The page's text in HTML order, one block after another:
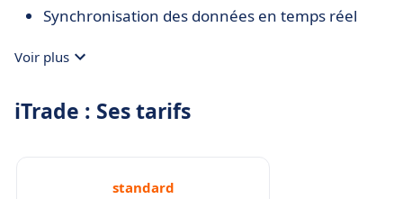
Synchronisation des données en temps réel
Voir plus
iTrade : Ses tarifs
standard